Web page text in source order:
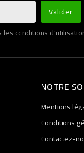
les conditions
NOTRE
Mentions
Conditions
Contactez-